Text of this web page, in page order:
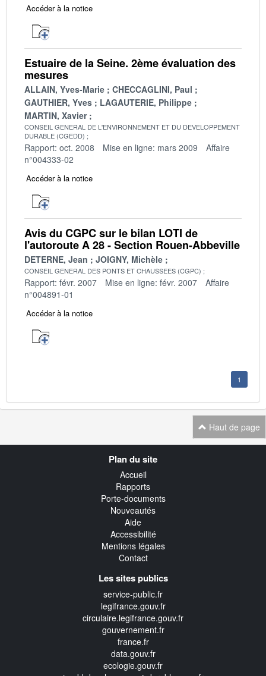
Accéder à la notice
Estuaire de la Seine. 2ème évaluation des
mesures
ALLAIN, Yves-Marie
CHECCAGLINI, Paul
GAUTHIER, Yves
LAGAUTERIE, Philippe
MARTIN, Xavier
CONSEIL GENERAL DE L'ENVIRONNEMENT ET DU DEVELOPPEMENT
DURABLE (CGEDD)
Rapport: oct. 2008 Mise en ligne: mars 2009
Affaire
n°004333-02
Accéder à la notice
Avis du CGPC sur le bilan LOTI de
l'autoroute A 28 - Section Rouen-Abbeville
DETERNE, Jean JOIGNY, Michèle
CONSEIL GENERAL DES PONTS ET CHAUSSEES (CGPC)
Rapport: févr. 2007 Mise en ligne: févr. 2007
Affaire
n°004891-01
Accéder à la notice
1
Haut de page
Plan du site
Accueil
Rapports
Porte-documents
Nouveautés
Aide
Accessibilité
Mentions légales
Contact
Les sites publics
service-public.fr
legifrance.gouv.fr
circulaire.legifrance.gouv.fr
gouvernement.fr
france.fr
data.gouv.fr
ecologie.gouv.fr